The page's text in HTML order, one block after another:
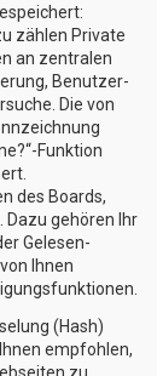
zählen Private
an zentralen
Benutzer-
Die von
Funktion
des Boards,
gehören Ihr
Gelesen-
Ihnen
(Hash)
empfohlen,